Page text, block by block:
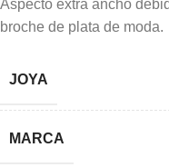
Aspecto extra ancho
broche de plata de moda.
JOYA
MARCA